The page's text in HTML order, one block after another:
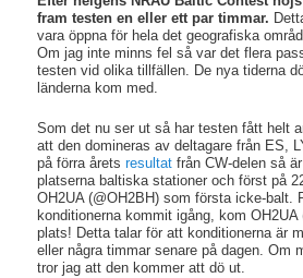
fram testen en eller ett par timmar.
vara öppna för hela det geografiska
Om jag inte minns fel så var det flera
testen vid olika tillfällen. De nya tiderna
länderna kom med.
Som det nu ser ut så har testen fått helt
att den domineras av deltagare från ES,
på förra åretsresultatfrån CW-delen så
platserna baltiska stationer och först på
OH2UA (@OH2BH) som första icke-balt.
konditionerna kommit igång, kom OH2UA
plats! Detta talar för att konditionerna är
eller några timmar senare på dagen. Om
tror jag att den kommer att dö ut.